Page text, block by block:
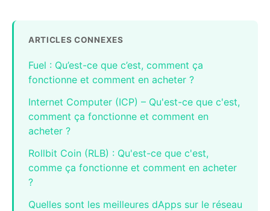
ARTICLES CONNEXES
Fuel : Qu’est-ce que c’est, comment ça
fonctionne et comment en acheter ?
Internet Computer (ICP) – Qu'est-ce que c'est,
comment ça fonctionne et comment en
acheter ?
Rollbit Coin (RLB) : Qu'est-ce que c'est,
comme ça fonctionne et comment en acheter
?
Quelles sont les meilleures dApps sur le réseau